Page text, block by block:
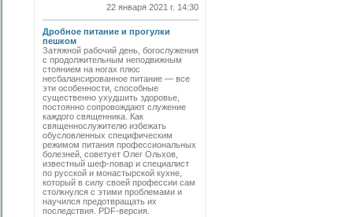
22 января 2021 г. 14:30
Дробное питание и прогулки
пешком
Затяжной рабочий день, богослужения
с продолжительным неподвижным
стоянием на ногах плюс
несбалансированное питание — все
эти особенности, способные
существенно ухудшить здоровье,
постоянно сопровождают служение
каждого священника. Как
священнослужителю избежать
обусловленных специфическим
режимом питания профессиональных
болезней, советует Олег Ольхов,
известный шеф-повар и специалист
по русской и монастырской кухне,
который в силу своей профессии сам
столкнулся с этими проблемами и
научился предотвращать их
последствия. PDF-версия.